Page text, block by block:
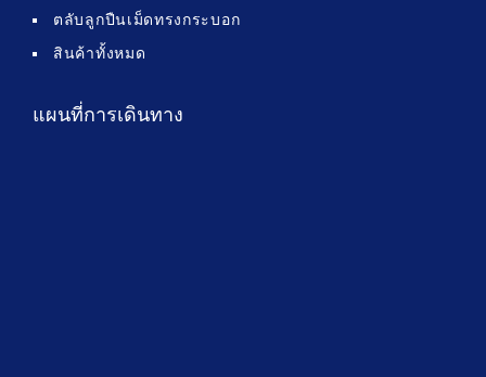
ตลับลูกปืนเม็ดทรงกระบอก
สินค้าทั้งหมด
แผนที่การเดินทาง